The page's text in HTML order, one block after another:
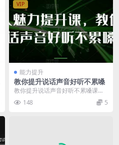
VIP
能力提升
教你提升说话声音好听不累嗓
教你提升说话声音好听不累嗓课
程，专为希望改善表达能力的人士
设计。课程涵盖发声技巧...
148 5